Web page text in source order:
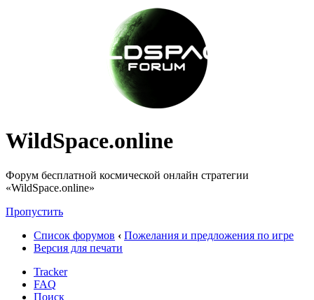
WildSpace.online
Форум бесплатной космической онлайн стратегии
«WildSpace.online»
Пропустить
Список форумов ‹ Пожелания и предложения по игре
Версия для печати
Tracker
FAQ
Поиск